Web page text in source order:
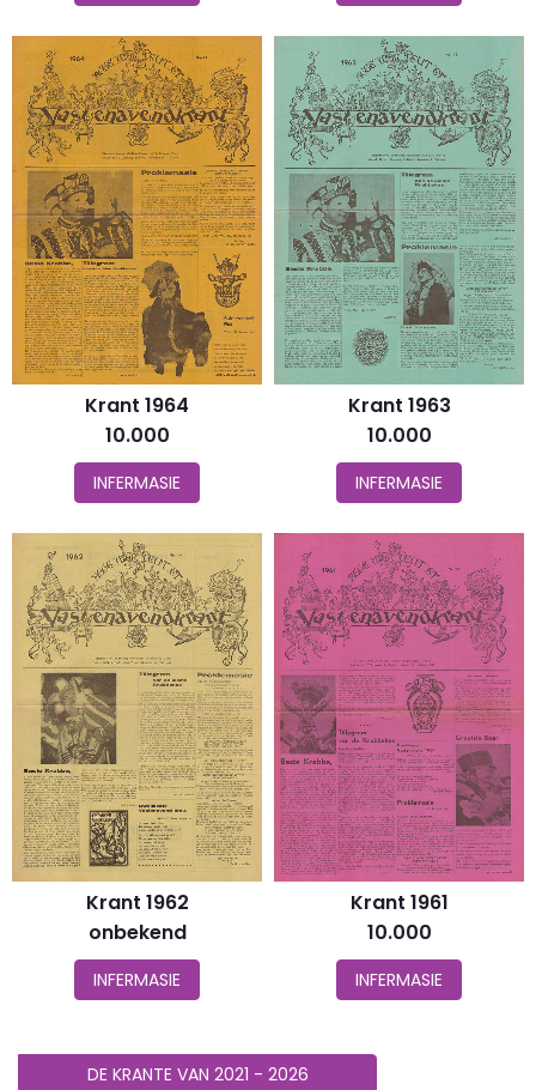
Krant 1964
10.000
INFERMASIE
Krant 1963
10.000
INFERMASIE
Krant 1962
onbekend
INFERMASIE
Krant 1961
10.000
INFERMASIE
DE KRANTE VAN 2021 - 2026